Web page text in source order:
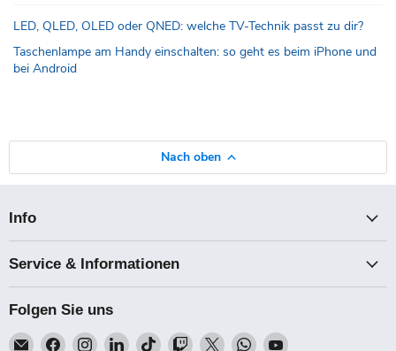
LED, QLED, OLED oder QNED: welche TV-Technik passt zu dir?
Taschenlampe am Handy einschalten: so geht es beim iPhone und
bei Android
Nach oben
Info
Service & Informationen
Folgen Sie uns
EmailFindenFindenFindenFindenFindenFindenFindenFinden